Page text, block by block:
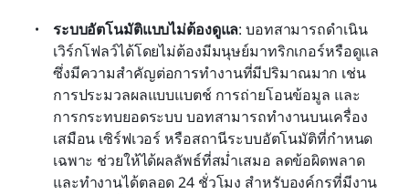
ระบบอัตโนมัติแบบไม่ต้องดูแล: บอทสามารถดำเนิน
เวิร์กโฟลว์ได้โดยไม่ต้องมีมนุษย์มาทริกเกอร์หรือดูแล
ซึ่งมีความสำคัญต่อการทำงานที่มีปริมาณมาก เช่น
การประมวลผลแบบแบตช์ การถ่ายโอนข้อมูล และ
การกระทบยอดระบบ บอทสามารถทำงานบนเครื่อง
เสมือน เซิร์ฟเวอร์ หรือสถานีระบบอัตโนมัติที่กำหนด
เฉพาะ ช่วยให้ได้ผลลัพธ์ที่สม่ำเสมอ ลดข้อผิดพลาด
และทำงานได้ตลอด 24 ชั่วโมง สำหรับองค์กรที่มีงาน